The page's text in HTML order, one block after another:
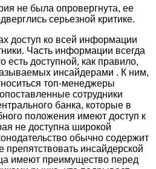
не была опровергнута, ее
серьезной критике.
доступ ко всей информации
Часть информации всегда
есть доступной, как правило,
инсайдерами . К ним,
топ-менеджеры
сотрудники
банка, которые в
положения имеют доступ к
не доступна широкой
обычно содержит
инсайдерской
имеют преимущество перед